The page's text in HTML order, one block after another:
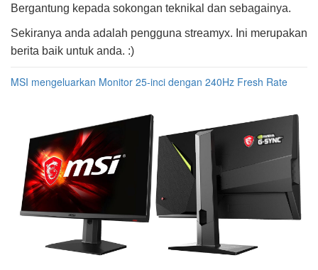
Bergantung kepada sokongan teknikal dan sebagainya.
Sekiranya anda adalah pengguna streamyx. Ini merupakan
berita baik untuk anda. :)
MSI mengeluarkan Monitor 25-inci dengan 240Hz Fresh Rate